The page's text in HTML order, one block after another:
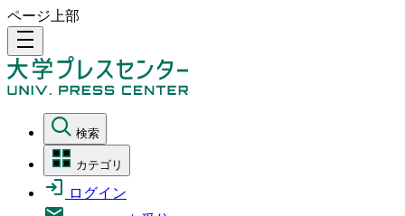
ページ上部
density_medium
検索
カテゴリ
ログイン